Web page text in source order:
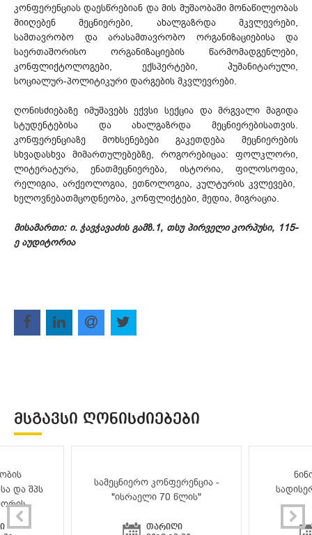
კონფერენციას დაესწრებიან და მის მუშაობაში მონაწილეობას
მიიღებენ მეცნიერები, ახალგაზრდა მკვლევრები,
სამთავრობო და არასამთავრობო ორგანიზაციებისა და
საერთაშორისო ორგანიზაციების წარმომადგენლები,
კონფლიქტოლოგები, ექსპერტები, ჰუმანიტარული,
სოციალურ-პოლიტიკური დარგების მკვლევრები.
ღონისძიებაზე იმუშავებს ექვსი სექცია და მრგვალი მაგიდა
სტუდენტებისა და ახალგაზრდა მეცნიერებისათვის.
კონფერენციაზე მოხსენებები გაკეთდება მეცნიერების
სხვადასხვა მიმართულებებზე, როგორებიცაა: ფოლკლორი,
ლიტერატურა, ენათმეცნიერება, ისტორია, ფილოსოფია,
რელიგია, არქეოლოგია, ეთნოლოგია, კულტურის კვლევები,
ხელოვნებათმცოდნეობა, კონფლიქტები, მედია, მიგრაცია.
მისამართი: ი. ჭავჭავაძის გამზ.1, თსუ პირველი კორპუსი, 115-
ე აუდიტორია
ᲛᲡᲒᲐᲕᲡᲘ ᲦᲝᲜᲘᲡᲫᲘᲔᲑᲔᲑᲘ
და შპს
სამეცნიერო კონფერენცია -
"ისრაელი 70 წლის"
თარიღი